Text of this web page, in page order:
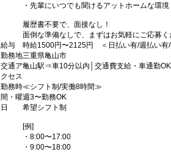
・先輩にいつでも聞けるアットホームな環境
履歴書不要で、面接なし！
面倒な準備なしで、まずはお気軽にご応募く
給与
時給1500円〜2125円 ＜日払い有/週払い有/
勤務地三重県亀山市
交通ア
クセス
亀山駅⇒車10分以内│交通費支給・車通勤OK
勤務時
間・曜
日
≪シフト制/実働8時間≫
週3〜勤務OK
希望シフト制
[例]
・8:00〜17:00
・9:00〜18:00